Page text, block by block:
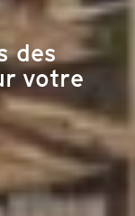
des
votre